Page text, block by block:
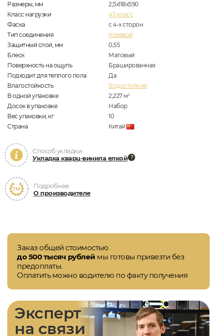
Размеры, мм
2,5х118х590
Класс нагрузки
43 класс
Фаска
с 4-х сторон
Тип соединения
Клеевой
Защитный слой, мм
0,55
Блеск
Матовый
Поверхность на ощупь
Брашированная
Подходит для теплого пола
Да
Влагостойкость
Водостойкий
В одной упаковке
2,227 м2
Досок в упаковке
Набор
Вес упаковки, кг
10
Страна
Китай
Способ укладки
Укладка кварц-винила елкой
Подробнее
О производителе
Заказ общей стоимостью
до 500 тысяч рублей мы готовы привезти без
предоплаты.
Оплатить можно водителю по факту получения
Эксперт
на связи